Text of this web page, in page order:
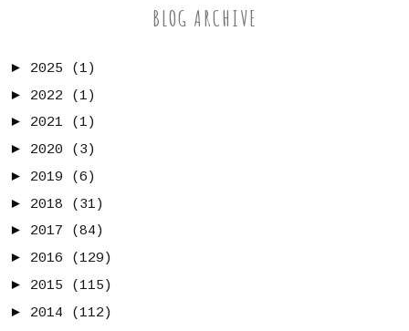
BLOG ARCHIVE
► 2025
(1)
► 2022
(1)
► 2021
(1)
► 2020
(3)
► 2019
(6)
► 2018
(31)
► 2017
(84)
► 2016
(129)
► 2015
(115)
► 2014
(112)